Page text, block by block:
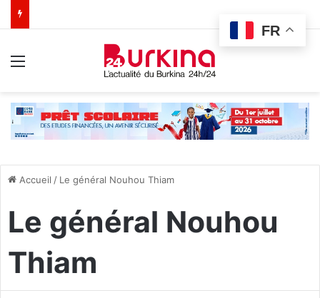
Accueil / Le général Nouhou Thiam
Le général Nouhou
Thiam
FR